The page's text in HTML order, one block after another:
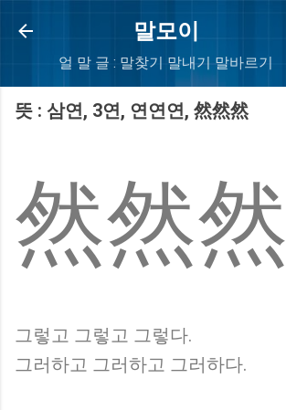
Skip to main content
말모이
얼 말 글 : 말찾기 말내기 말바르기
뜻 : 삼연, 3연, 연연연, 然然然
然然然
그렇고 그렇고 그렇다.
그러하고 그러하고 그러하다.